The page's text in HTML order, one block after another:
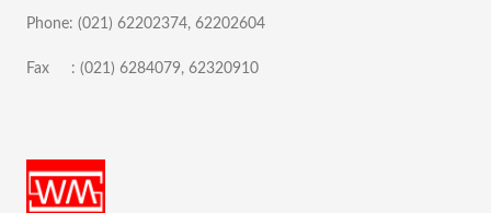
Phone: (021) 62202374, 62202604
Fax : (021) 6284079, 62320910